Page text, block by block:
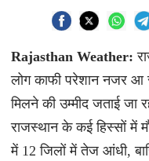
Rajasthan Weather:
लोग काफी परेशान नजर आ
मिलने की उम्मीद जताई जा
राजस्थान के कई हिस्सों में
में 12 जिलों में तेज आंधी,